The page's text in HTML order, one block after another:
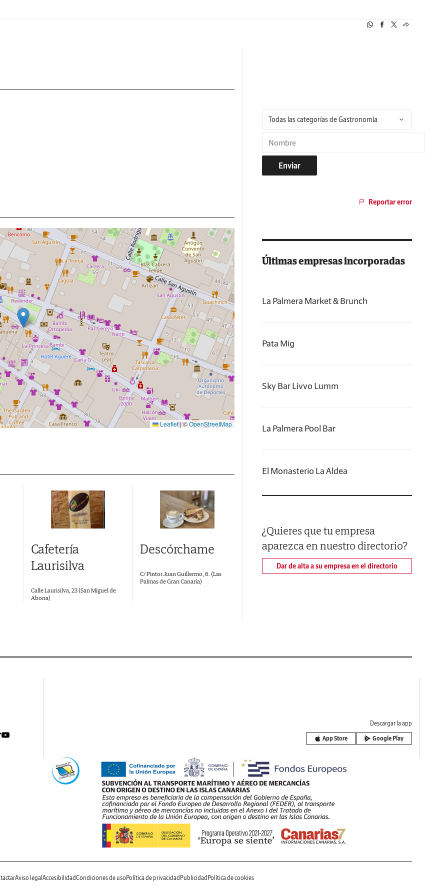
Leaflet |©OpenStreetMap
Cafetería
Laurisilva
Calle Laurisilva, 23 (San Miguel de
Abona)
Descórchame
C/ Pintor Juan Guillermo, 6. (Las
Palmas de Gran Canaria)
Enviar
Reportar error
Últimas empresas incorporadas
La Palmera Market & Brunch
Pata Mig
Sky Bar Livvo Lumm
La Palmera Pool Bar
El Monasterio La Aldea
¿Quieres que tu empresa
aparezca en nuestro directorio?
Dar de alta a su empresa en el directorio
Descargar la app
App Store Google Play
Aviso legal AccesibilidadCondiciones de uso Política de privacidad Publicidad Política de cookies